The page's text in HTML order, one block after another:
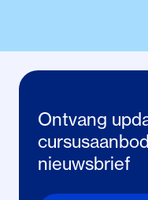
Ontvang
nieuwsbrief